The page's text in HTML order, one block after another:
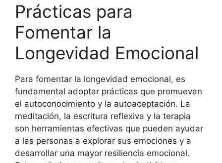
Prácticas para
Fomentar la
Longevidad Emocional
Para fomentar la longevidad emocional, es
fundamental adoptar prácticas que promuevan
el autoconocimiento y la autoaceptación. La
meditación, la escritura reflexiva y la terapia
son herramientas efectivas que pueden ayudar
a las personas a explorar sus emociones y a
desarrollar una mayor resiliencia emocional.